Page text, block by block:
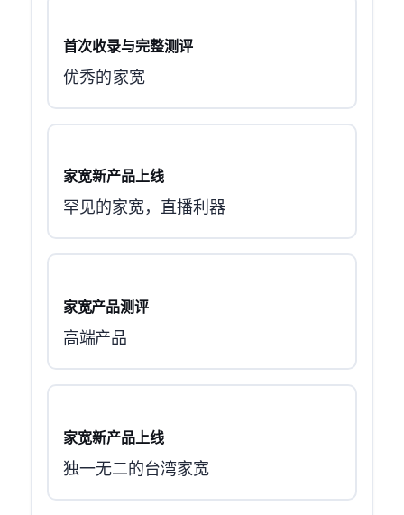
首次收录与完整测评
优秀的TW家宽
TBC 家宽新产品上线
罕见的TBC家宽，直播利器
Hinet家宽NAT产品测评
高端NAT产品
Sonet家宽新产品上线
独一无二的Sonet台湾家宽